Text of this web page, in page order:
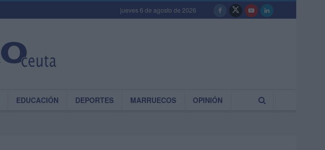
jueves 6 de agosto de 2026
EDUCACIÓN DEPORTES MARRUECOS OPINIÓN